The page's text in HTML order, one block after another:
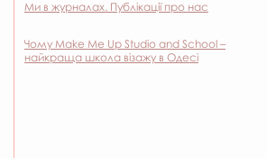
Ми в журналах. Публікації про нас
Чому Make Me Up Studio and School –
найкраща школа візажу в Одесі